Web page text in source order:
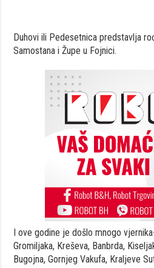
Duhovi ili Pedesetnica predstavlja
Samostana i Župe u Fojnici.
I ove godine je došlo mnogo
Gromiljaka, Kreševa, Banbrda,
Bugojna, Gornjeg Vakufa, Kraljeve